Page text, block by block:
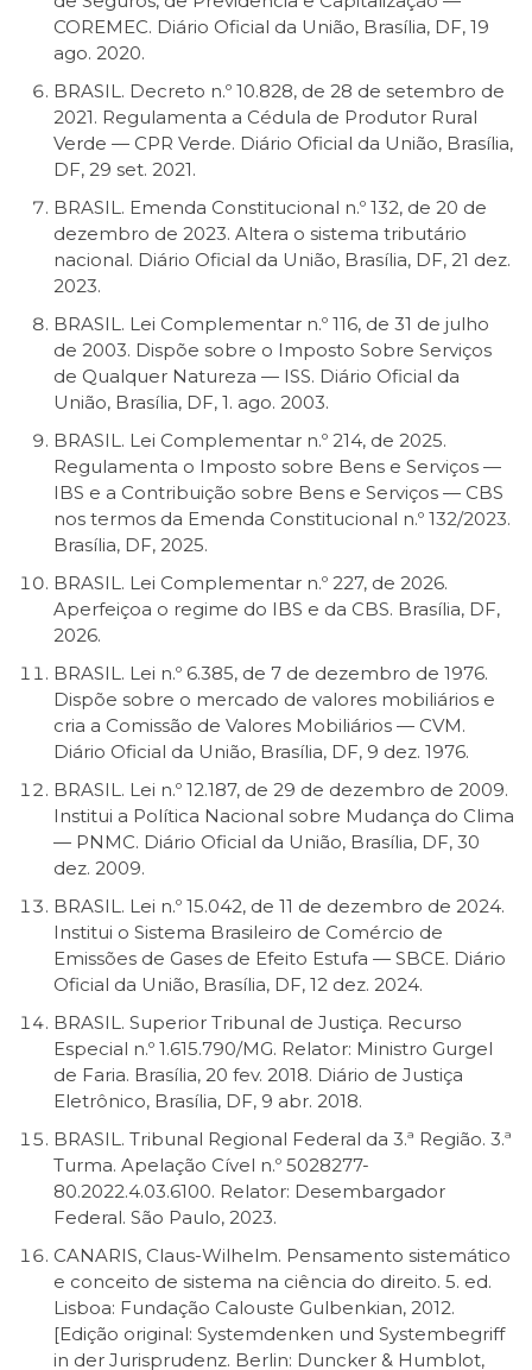
COREMEC. Diário Oficial da União, Brasília, DF, 19
ago. 2020.
BRASIL. Decreto n.º 10.828, de 28 de setembro de
2021. Regulamenta a Cédula de Produtor Rural
Verde — CPR Verde. Diário Oficial da União, Brasília,
DF, 29 set. 2021.
BRASIL. Emenda Constitucional n.º 132, de 20 de
dezembro de 2023. Altera o sistema tributário
nacional. Diário Oficial da União, Brasília, DF, 21 dez.
2023.
BRASIL. Lei Complementar n.º 116, de 31 de julho
de 2003. Dispõe sobre o Imposto Sobre Serviços
de Qualquer Natureza — ISS. Diário Oficial da
União, Brasília, DF, 1. ago. 2003.
BRASIL. Lei Complementar n.º 214, de 2025.
Regulamenta o Imposto sobre Bens e Serviços —
IBS e a Contribuição sobre Bens e Serviços — CBS
nos termos da Emenda Constitucional n.º 132/2023.
Brasília, DF, 2025.
BRASIL. Lei Complementar n.º 227, de 2026.
Aperfeiçoa o regime do IBS e da CBS. Brasília, DF,
2026.
BRASIL. Lei n.º 6.385, de 7 de dezembro de 1976.
Dispõe sobre o mercado de valores mobiliários e
cria a Comissão de Valores Mobiliários — CVM.
Diário Oficial da União, Brasília, DF, 9 dez. 1976.
BRASIL. Lei n.º 12.187, de 29 de dezembro de 2009.
Institui a Política Nacional sobre Mudança do Clima
— PNMC. Diário Oficial da União, Brasília, DF, 30
dez. 2009.
BRASIL. Lei n.º 15.042, de 11 de dezembro de 2024.
Institui o Sistema Brasileiro de Comércio de
Emissões de Gases de Efeito Estufa — SBCE. Diário
Oficial da União, Brasília, DF, 12 dez. 2024.
BRASIL. Superior Tribunal de Justiça. Recurso
Especial n.º 1.615.790/MG. Relator: Ministro Gurgel
de Faria. Brasília, 20 fev. 2018. Diário de Justiça
Eletrônico, Brasília, DF, 9 abr. 2018.
BRASIL. Tribunal Regional Federal da 3.ª Região. 3.ª
Turma. Apelação Cível n.º 5028277-
80.2022.4.03.6100. Relator: Desembargador
Federal. São Paulo, 2023.
CANARIS, Claus-Wilhelm. Pensamento sistemático
e conceito de sistema na ciência do direito. 5. ed.
Lisboa: Fundação Calouste Gulbenkian, 2012.
[Edição original: Systemdenken und Systembegriff
in der Jurisprudenz. Berlin: Duncker & Humblot,